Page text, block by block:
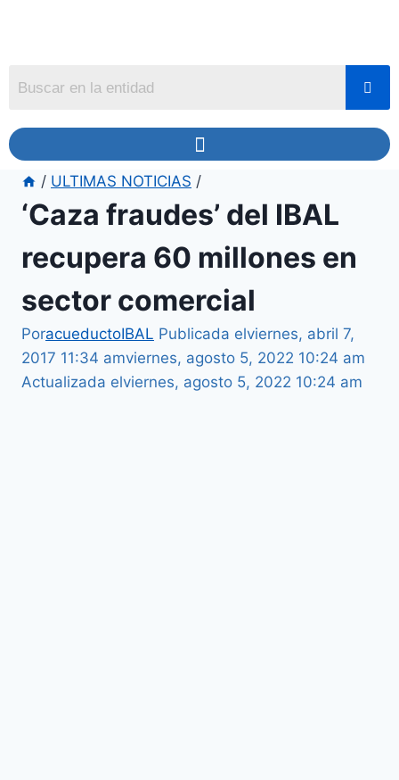
/ ULTIMAS NOTICIAS /
‘Caza fraudes’ del IBAL
recupera 60 millones en
sector comercial
PoracueductoIBAL Publicada elviernes, abril 7,
2017 11:34 amviernes, agosto 5, 2022 10:24 am
Actualizada elviernes, agosto 5, 2022 10:24 am